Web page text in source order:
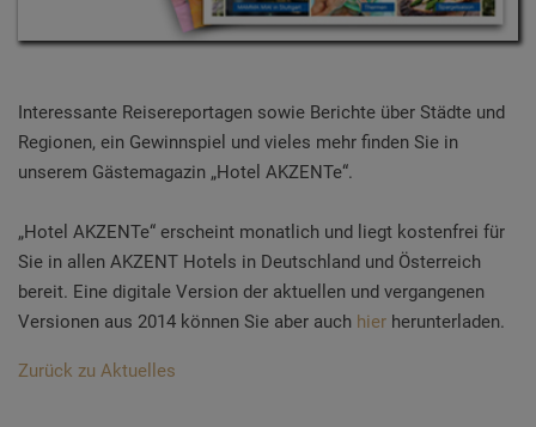
Interessante Reisereportagen sowie Berichte über Städte und
Regionen, ein Gewinnspiel und vieles mehr finden Sie in
unserem Gästemagazin „Hotel AKZENTe“.
„Hotel AKZENTe“ erscheint monatlich und liegt kostenfrei für
Sie in allen AKZENT Hotels in Deutschland und Österreich
bereit. Eine digitale Version der aktuellen und vergangenen
Versionen aus 2014 können Sie aber auch hier herunterladen.
Zurück zu Aktuelles